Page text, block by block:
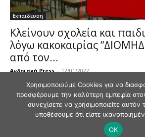
Εκπαιδευση
Κλείνουν σχολεία και
λόγω κακοκαιρίας
από τον...
Ανδριακή Press - 12/01/2022
© Andriaki Press 2025
Χρησιμοποιούμε Cookies για να
προσφέρουμε την καλύτερη εμπειρία
συνεχίσετε να χρησιμοποιείτε αυτόν
υποθέσουμε ότι είστε
OK